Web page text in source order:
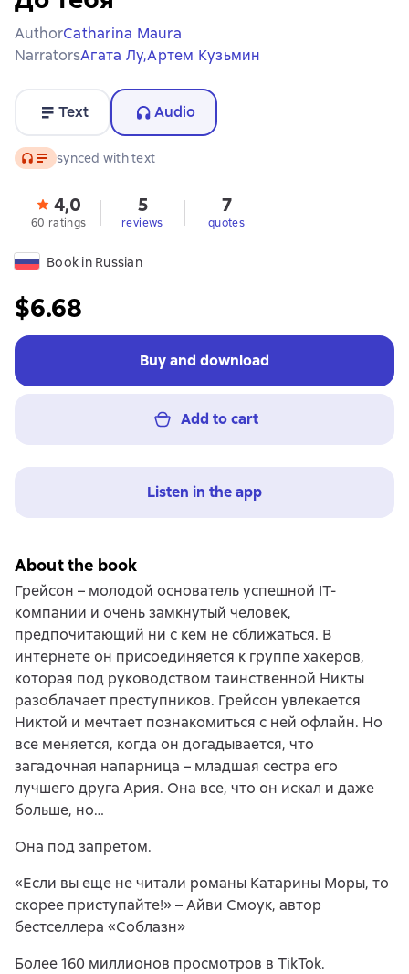
AuthorCatharina Maura
NarratorsАгата Лу,Артем Кузьмин
Text Audio
Audio synced with text
4,0
60 ratings
5
reviews
7
quotes
Book in Russian
$6.68
Buy and download
Add to cart
Listen in the app
About the book
Грейсон – молодой основатель успешной IT-
компании и очень замкнутый человек,
предпочитающий ни с кем не сближаться. В
интернете он присоединяется к группе хакеров,
которая под руководством таинственной Никты
разоблачает преступников. Грейсон увлекается
Никтой и мечтает познакомиться с ней офлайн. Но
все меняется, когда он догадывается, что
загадочная напарница – младшая сестра его
лучшего друга Ария. Она все, что он искал и даже
больше, но…
Она под запретом.
«Если вы еще не читали романы Катарины Моры, то
скорее приступайте!» – Айви Смоук, автор
бестселлера «Соблазн»
Более 160 миллионов просмотров в TikTok.